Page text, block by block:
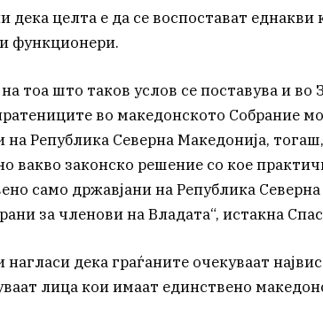
дека целта е да се воспостават
функционери.
тоа што таков услов се поставува и во
во македонското Собрание
на Република Северна Македонија,
вакво законско решение со кое
само државјани на Република
за членови на Владата“, истакна
нагласи дека граѓаните очекуваат
лица кои имаат единствено